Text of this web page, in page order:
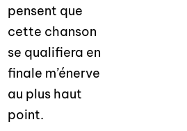
pensent que
cette chanson
se qualifiera en
finale m’énerve
au plus haut
point.